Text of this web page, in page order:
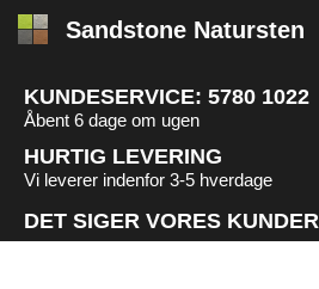
Sandstone Natursten
KUNDESERVICE: 5780 1022
Åbent 6 dage om ugen
HURTIG LEVERING
Vi leverer indenfor 3-5 hverdage
DET SIGER VORES KUNDER